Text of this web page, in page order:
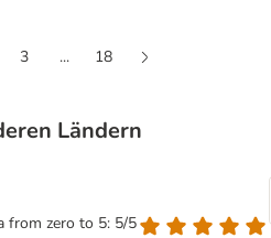
3 ...
18
Ländern
from zero to 5: 5/5